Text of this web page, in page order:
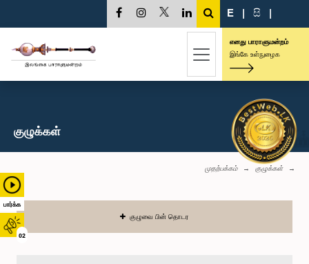
பார்க்க
02
E | සි |
எனது பாராளுமன்றம்
இங்கே உள்நுழைக
குழுக்கள்
முதற்பக்கம் குழுக்கள்
குழுவை பின் தொடர